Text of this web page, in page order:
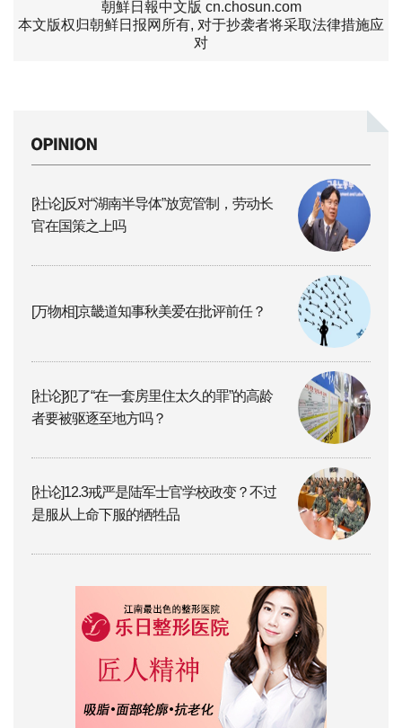
朝鮮日報中文版 cn.chosun.com
本文版权归朝鲜日报网所有, 对于抄袭者将采取法律措施应
对
[社论]反对“湖南半导体”放宽管制，劳动长
官在国策之上吗
[万物相]京畿道知事秋美爱在批评前任？
[社论]犯了“在一套房里住太久的罪”的高龄
者要被驱逐至地方吗？
[社论]12.3戒严是陆军士官学校政变？不过
是服从上命下服的牺牲品